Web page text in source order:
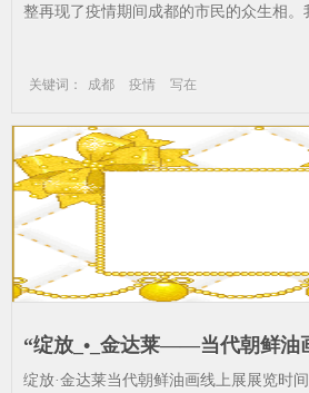
整再现了疫情期间成都的市民的众生相。
关键词： 成都 疫情 写在
“绽放_•_金达莱——当代朝鲜油
画-美术馆-成都-艺术-展览
绽放·金达莱当代朝鲜油画线上展展览时